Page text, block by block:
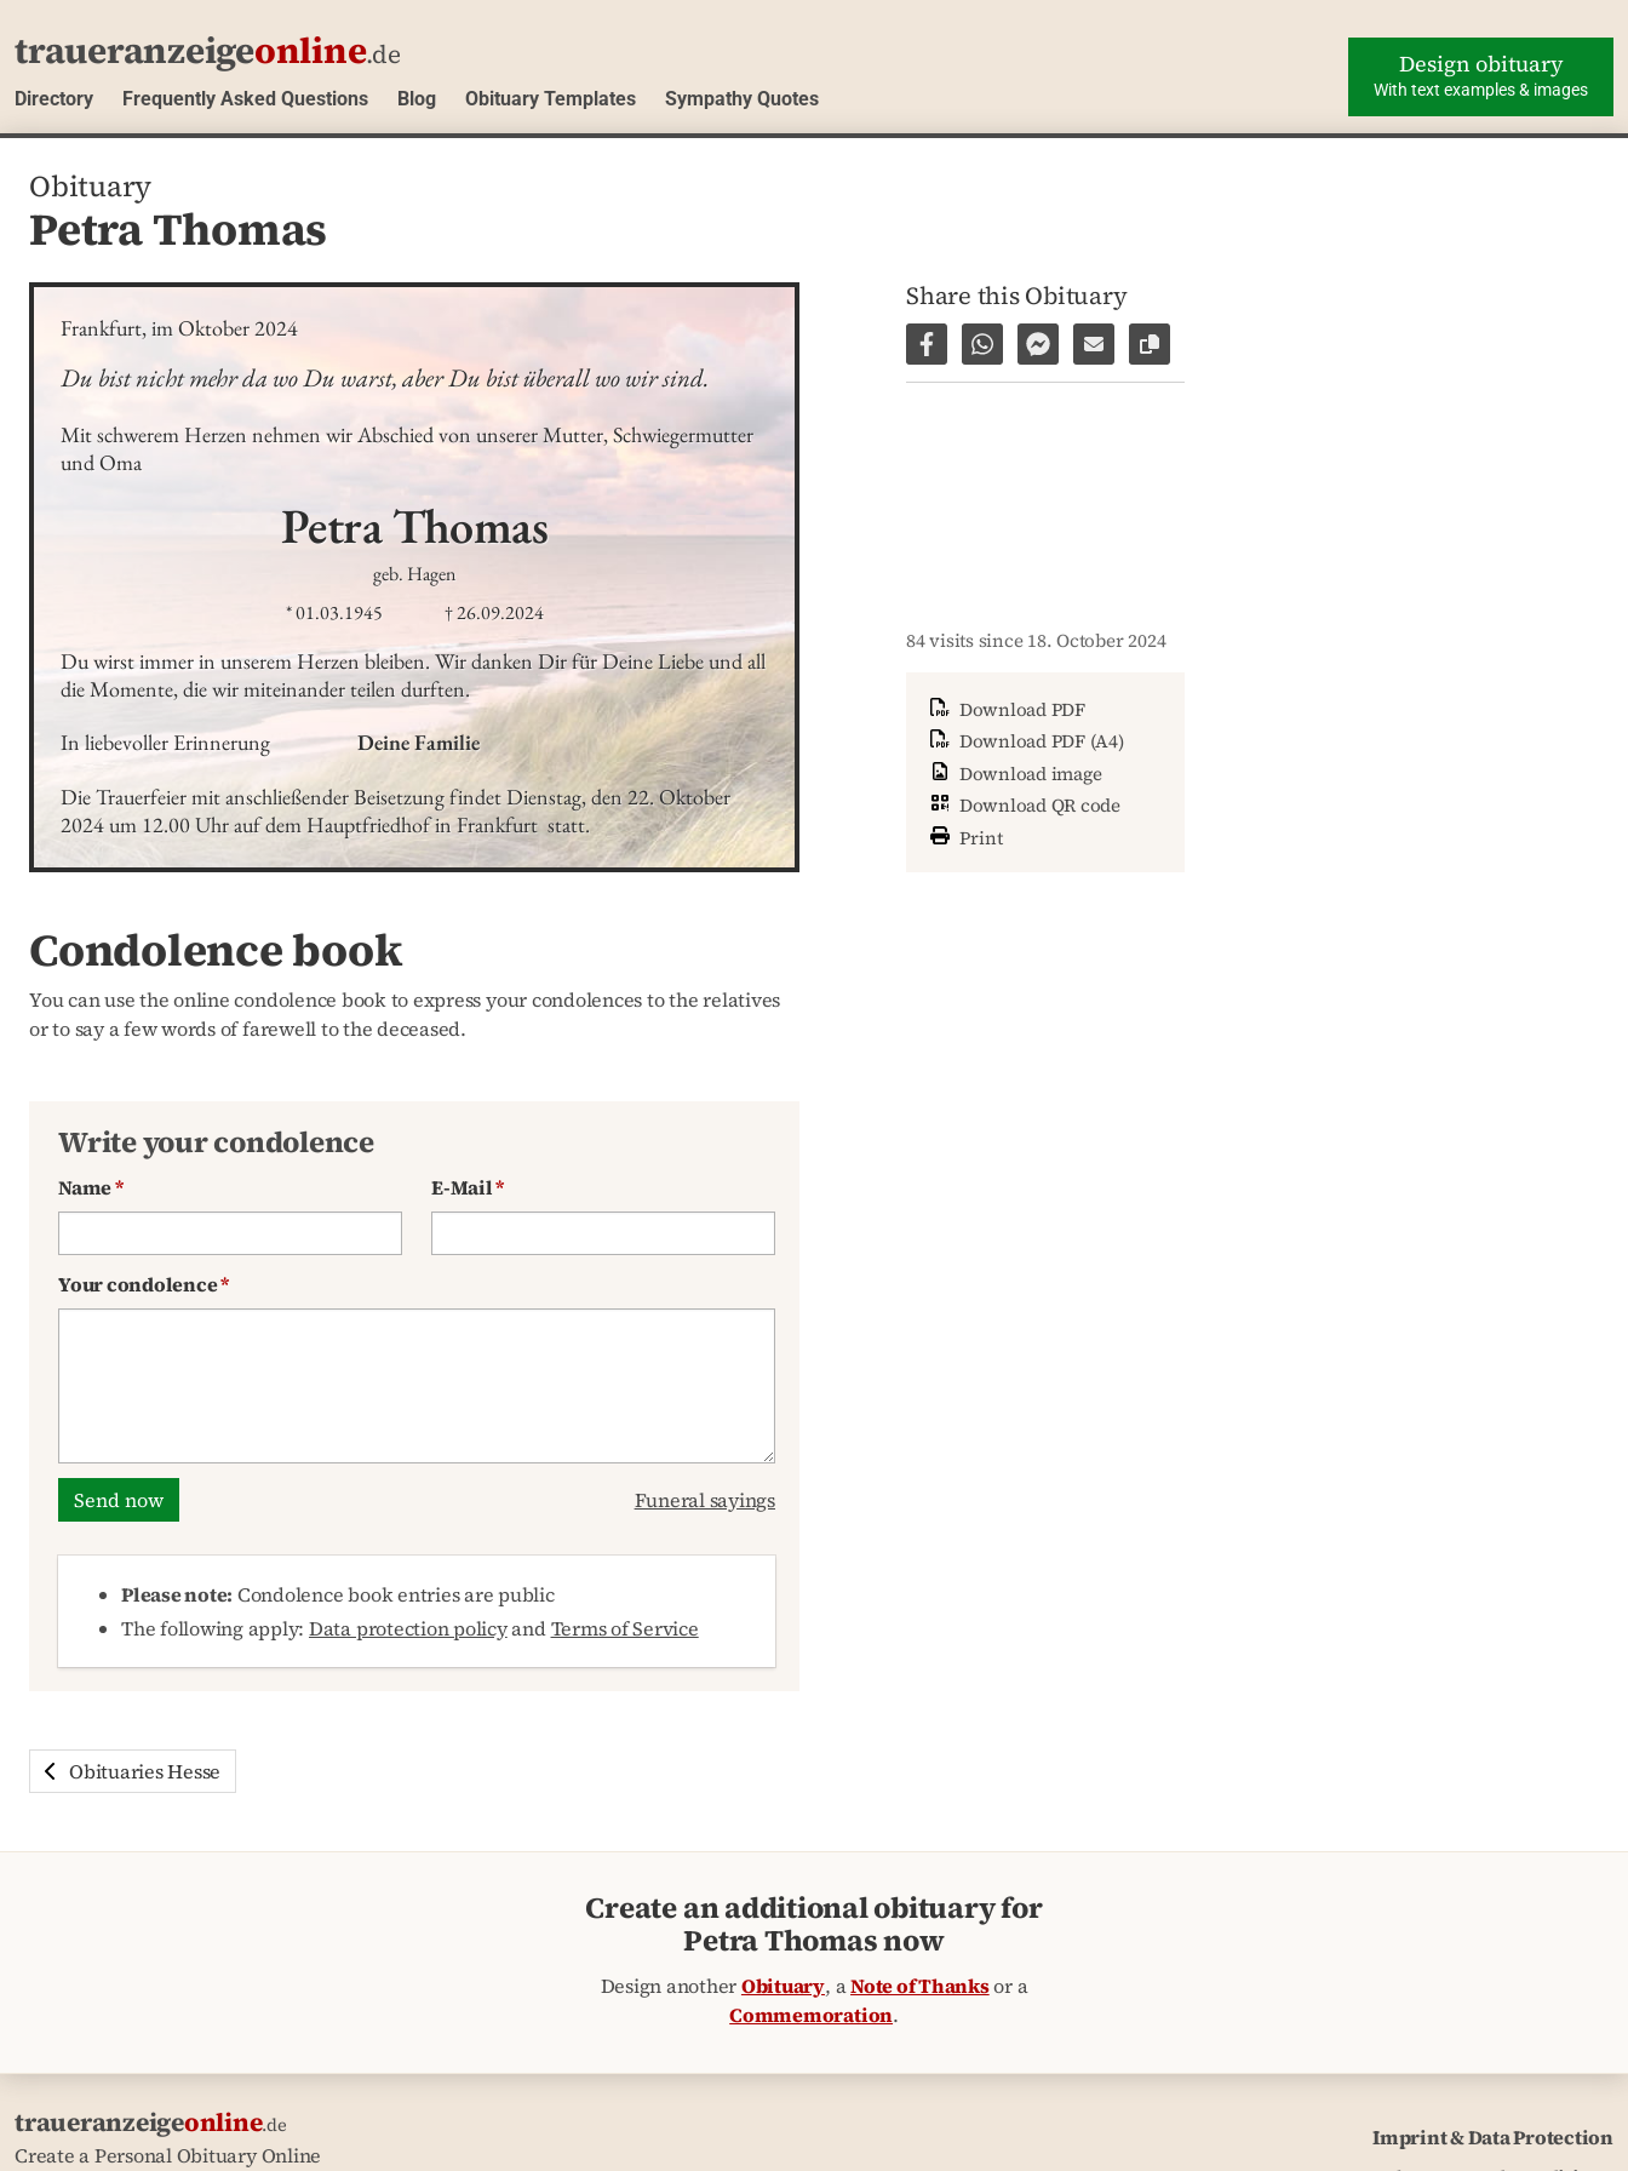
traueranzeigeonline.de
Directory Frequently Asked Questions Blog Obituary Templates Sympathy Quotes
Design obituary
With text examples & images
Obituary
Petra Thomas
Frankfurt, im Oktober 2024
Du bist nicht mehr da wo Du warst, aber Du bist überall wo wir sind.
Mit schwerem Herzen nehmen wir Abschied von unserer Mutter, Schwiegermutter
und Oma
PetraThomas
geb. Hagen
* 01.03.1945
† 26.09.2024
Du wirst immer in unserem Herzen bleiben. Wir danken Dir für Deine Liebe und all
die Momente, die wir miteinander teilen durften.
In liebevoller Erinnerung
Deine Familie
Die Trauerfeier mit anschließender Beisetzung findet Dienstag, den 22. Oktober
2024 um 12.00 Uhr auf dem Hauptfriedhof in Frankfurt  statt.
Share this Obituary
Share on Facebook
Share via WhatsApp
Share via Facebook Messenger
Share via E-Mail
Copy link to page
84 visits since 18. October 2024
Download PDF
Download PDF (A4)
Download image
Download QR code
Print
Condolence book
You can use the online condolence book to express your condolences to the relatives
or to say a few words of farewell to the deceased.
Write your condolence
Name* E-Mail*
Your condolence*
Send now Funeral sayings
Please note: Condolence book entries are public
The following apply: Data protection policyandTerms of Service
Obituaries Hesse
Create an additional obituary for
Petra Thomas now
Design anotherObituary, aNote of Thanksor a
Commemoration.
traueranzeigeonline.de
Create a Personal Obituary Online
Imprint & Data Protection